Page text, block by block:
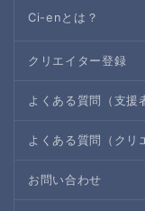
Ci-enとは？
クリエイター登録
よくある質問（支援
よくある質問（クリ
お問い合わせ